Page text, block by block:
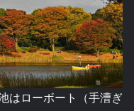
はローボート（手漕ぎ